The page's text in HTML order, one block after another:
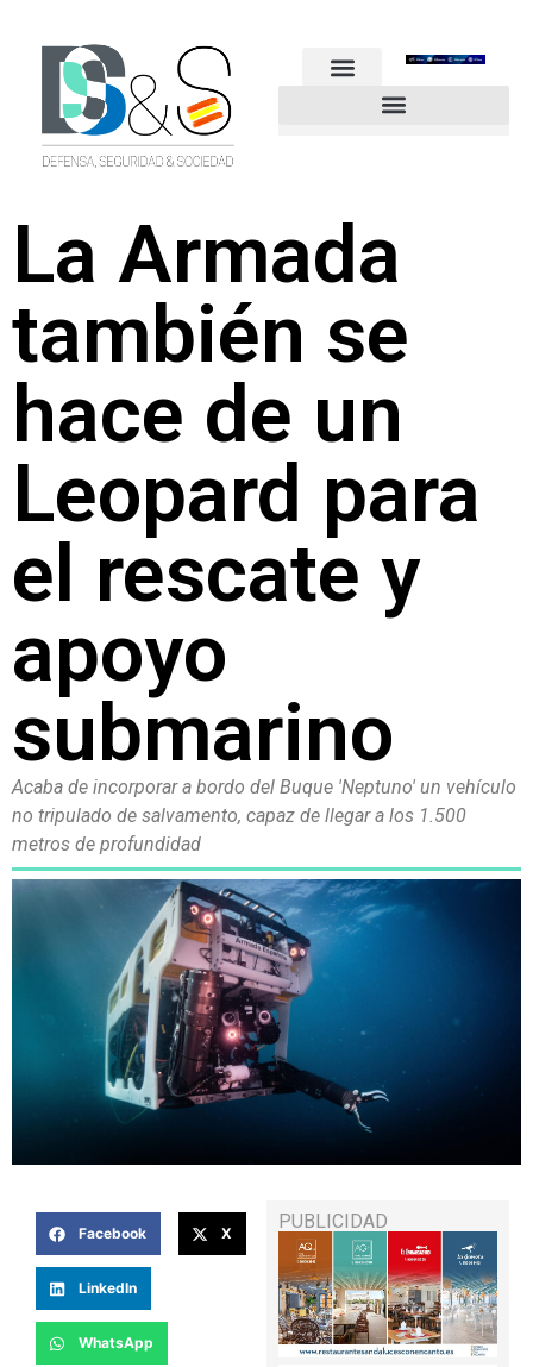
La Armada
también se
hace de un
Leopard para
el rescate y
apoyo
submarino
Acaba de incorporar a bordo del Buque 'Neptuno' un vehículo
no tripulado de salvamento, capaz de llegar a los 1.500
metros de profundidad
Facebook X
LinkedIn
WhatsApp
PUBLICIDAD